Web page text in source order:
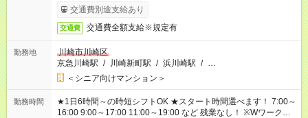
了次第のお支払いとなります。
交通費別途支給あり
交通費 交通費全額支給※規定有
勤務地
川崎市川崎区
京急川崎駅 / 川崎新町駅 / 浜川崎駅 / …
＜シニア向けマンション＞
勤務時間
★1日6時間～の時短シフトOK ★スタート時間選べます！ 7:00～
16:00 9:00～17:00 11:00～19:00 など 残業なし！ ※Wワークの